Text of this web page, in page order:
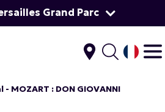
Grand Parc
- MOZART : DON GIOVANNI